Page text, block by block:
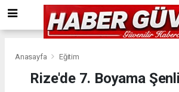
Anasayfa Eğitim
Rize'de 7. Boyama